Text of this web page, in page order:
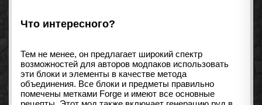
Что интересного?
Тем не менее, он предлагает широкий спектр
возможностей для авторов модпаков использовать
эти блоки и элементы в качестве метода
объединения. Все блоки и предметы правильно
помечены метками Forge и имеют все основные